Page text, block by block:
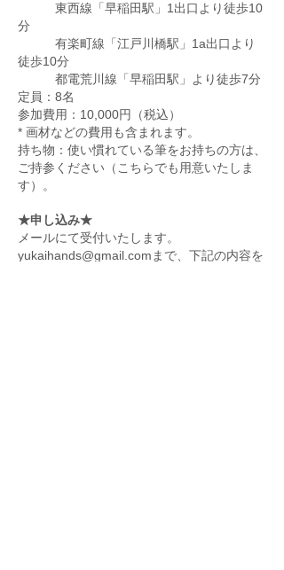
東西線「早稲田駅」1出口より徒歩10
分
有楽町線「江戸川橋駅」1a出口より
徒歩10分
都電荒川線「早稲田駅」より徒歩7分
定員：8名
参加費用：10,000円（税込）
* 画材などの費用も含まれます。
持ち物：使い慣れている筆をお持ちの方は、
ご持参ください（こちらでも用意いたしま
す）。
★申し込み★
メールにて受付いたします。
yukaihands@gmail.comまで、下記の内容を